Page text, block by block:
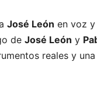
José León en voz
de José León y
reales y